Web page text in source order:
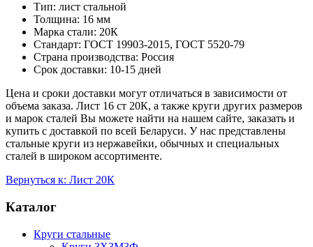
Тип: лист стальной
Толщина: 16 мм
Марка стали: 20К
Стандарт: ГОСТ 19903-2015, ГОСТ 5520-79
Страна производства: Россия
Срок доставки: 10-15 дней
Цена и сроки доставки могут отличаться в зависимости от
объема заказа. Лист 16 ст 20К, а также круги других размеров
и марок сталей Вы можете найти на нашем сайте, заказать и
купить с доставкой по всей Беларуси. У нас представлены
стальные круги из нержавейки, обычных и специальных
сталей в широком ассортименте.
Вернуться к: Лист 20К
Каталог
Круги стальные